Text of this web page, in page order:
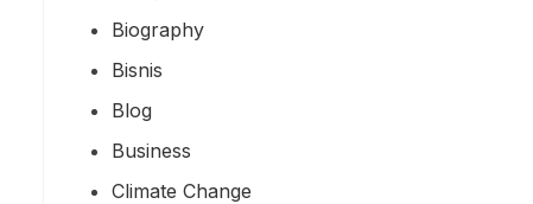
Biography
Bisnis
Blog
Business
Climate Change